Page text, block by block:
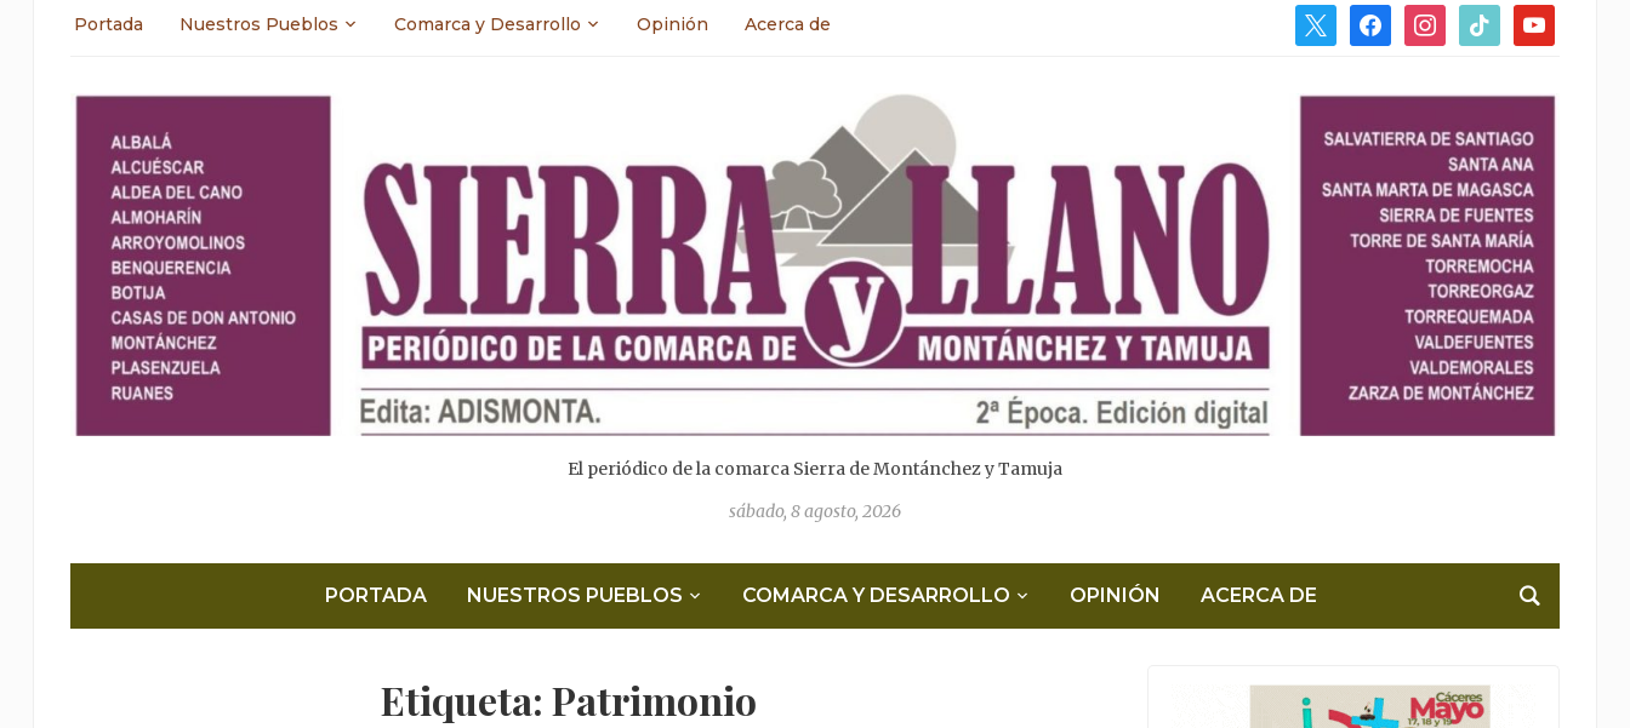
facebookinstagram
tiktok youtube
Portada Nuestros Pueblos Comarca y Desarrollo Opinión Acerca de
El periódico de la comarca Sierra de Montánchez y Tamuja
sábado, 8 agosto, 2026
PORTADA NUESTROS PUEBLOS COMARCA Y DESARROLLO OPINIÓN ACERCA DE
Etiqueta:Patrimonio